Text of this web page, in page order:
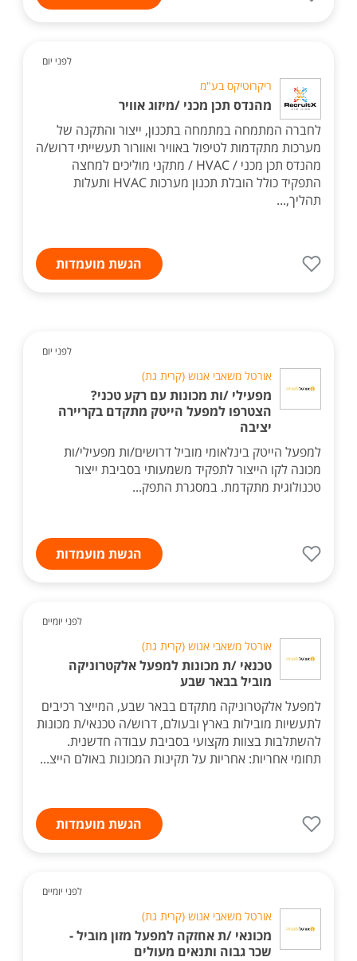
לפני יום
ריקרוטיקס בע"מ
מהנדס תכן מכני /מיזוג אוויר
לחברה המתמחה במתמחה בתכנון, ייצור והתקנה של
מערכות מתקדמות לטיפול באוויר ואוורור תעשייתי דרוש/ה
מהנדס תכן מכני / HVAC / מתקני מוליכים למחצה
התפקיד כולל הובלת תכנון מערכות HVAC ותעלות
תהליך,...
הגשת מועמדות
לפני יום
אורטל משאבי אנוש (קרית גת)
מפעילי /ות מכונות עם רקע טכני?
הצטרפו למפעל הייטק מתקדם בקריירה
יציבה
למפעל הייטק בינלאומי מוביל דרושים/ות מפעילי/ות
מכונה לקו הייצור לתפקיד משמעותי בסביבת ייצור
טכנולוגית מתקדמת. במסגרת התפק...
הגשת מועמדות
לפני יומיים
אורטל משאבי אנוש (קרית גת)
טכנאי /ת מכונות למפעל אלקטרוניקה
מוביל בבאר שבע
למפעל אלקטרוניקה מתקדם בבאר שבע, המייצר רכיבים
לתעשיות מובילות בארץ ובעולם, דרוש/ה טכנאי/ת מכונות
להשתלבות בצוות מקצועי בסביבת עבודה חדשנית.
תחומי אחריות: אחריות על תקינות המכונות באולם הייצ...
הגשת מועמדות
לפני יומיים
אורטל משאבי אנוש (קרית גת)
מכונאי /ת אחזקה למפעל מזון מוביל -
שכר גבוה ותנאים מעולים